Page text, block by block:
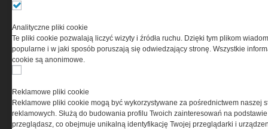
cookies oznacza, że będą one zamieszczane w Twoim
urządzeniu końcowym. W każdym momencie możesz
dokonać zmiany ustawień przeglądarki dotyczących
cookies. Nim Państwo zaczną korzystać z naszego
Analityczne pliki cookie
Te pliki cookie pozwalają liczyć wizyty i źródła ruchu. Dzięki tym plikom
popularne i w jaki sposób poruszają się odwiedzający stronę. Wszystkie
cookie są anonimowe.
Reklamowe pliki cookie
Reklamowe pliki cookie mogą być wykorzystywane za pośrednictwem naszej
reklamowych. Służą do budowania profilu Twoich zainteresowań na
przeglądasz, co obejmuje unikalną identyfikację Twojej przeglądarki i